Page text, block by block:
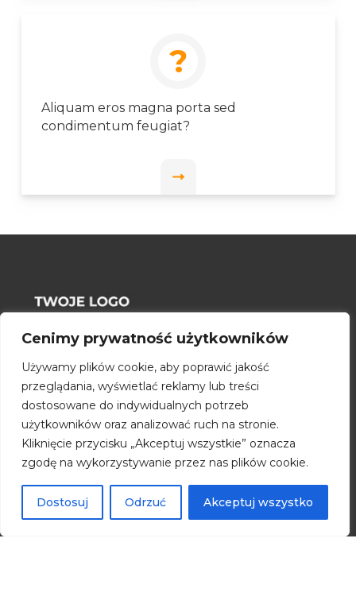
Cenimy prywatność użytkowników
Używamy plików cookie, aby poprawić jakość
przeglądania, wyświetlać reklamy lub treści
dostosowane do indywidualnych potrzeb
użytkowników oraz analizować ruch na stronie.
Kliknięcie przycisku „Akceptuj wszystkie” oznacza
zgodę na wykorzystywanie przez nas plików cookie.
Dostosuj Odrzuć Akceptuj wszystko
?
Aliquam eros magna porta sed
condimentum feugiat?
KONTAKT
ul. Lorem 1
00 -000 Lorem Ipsum